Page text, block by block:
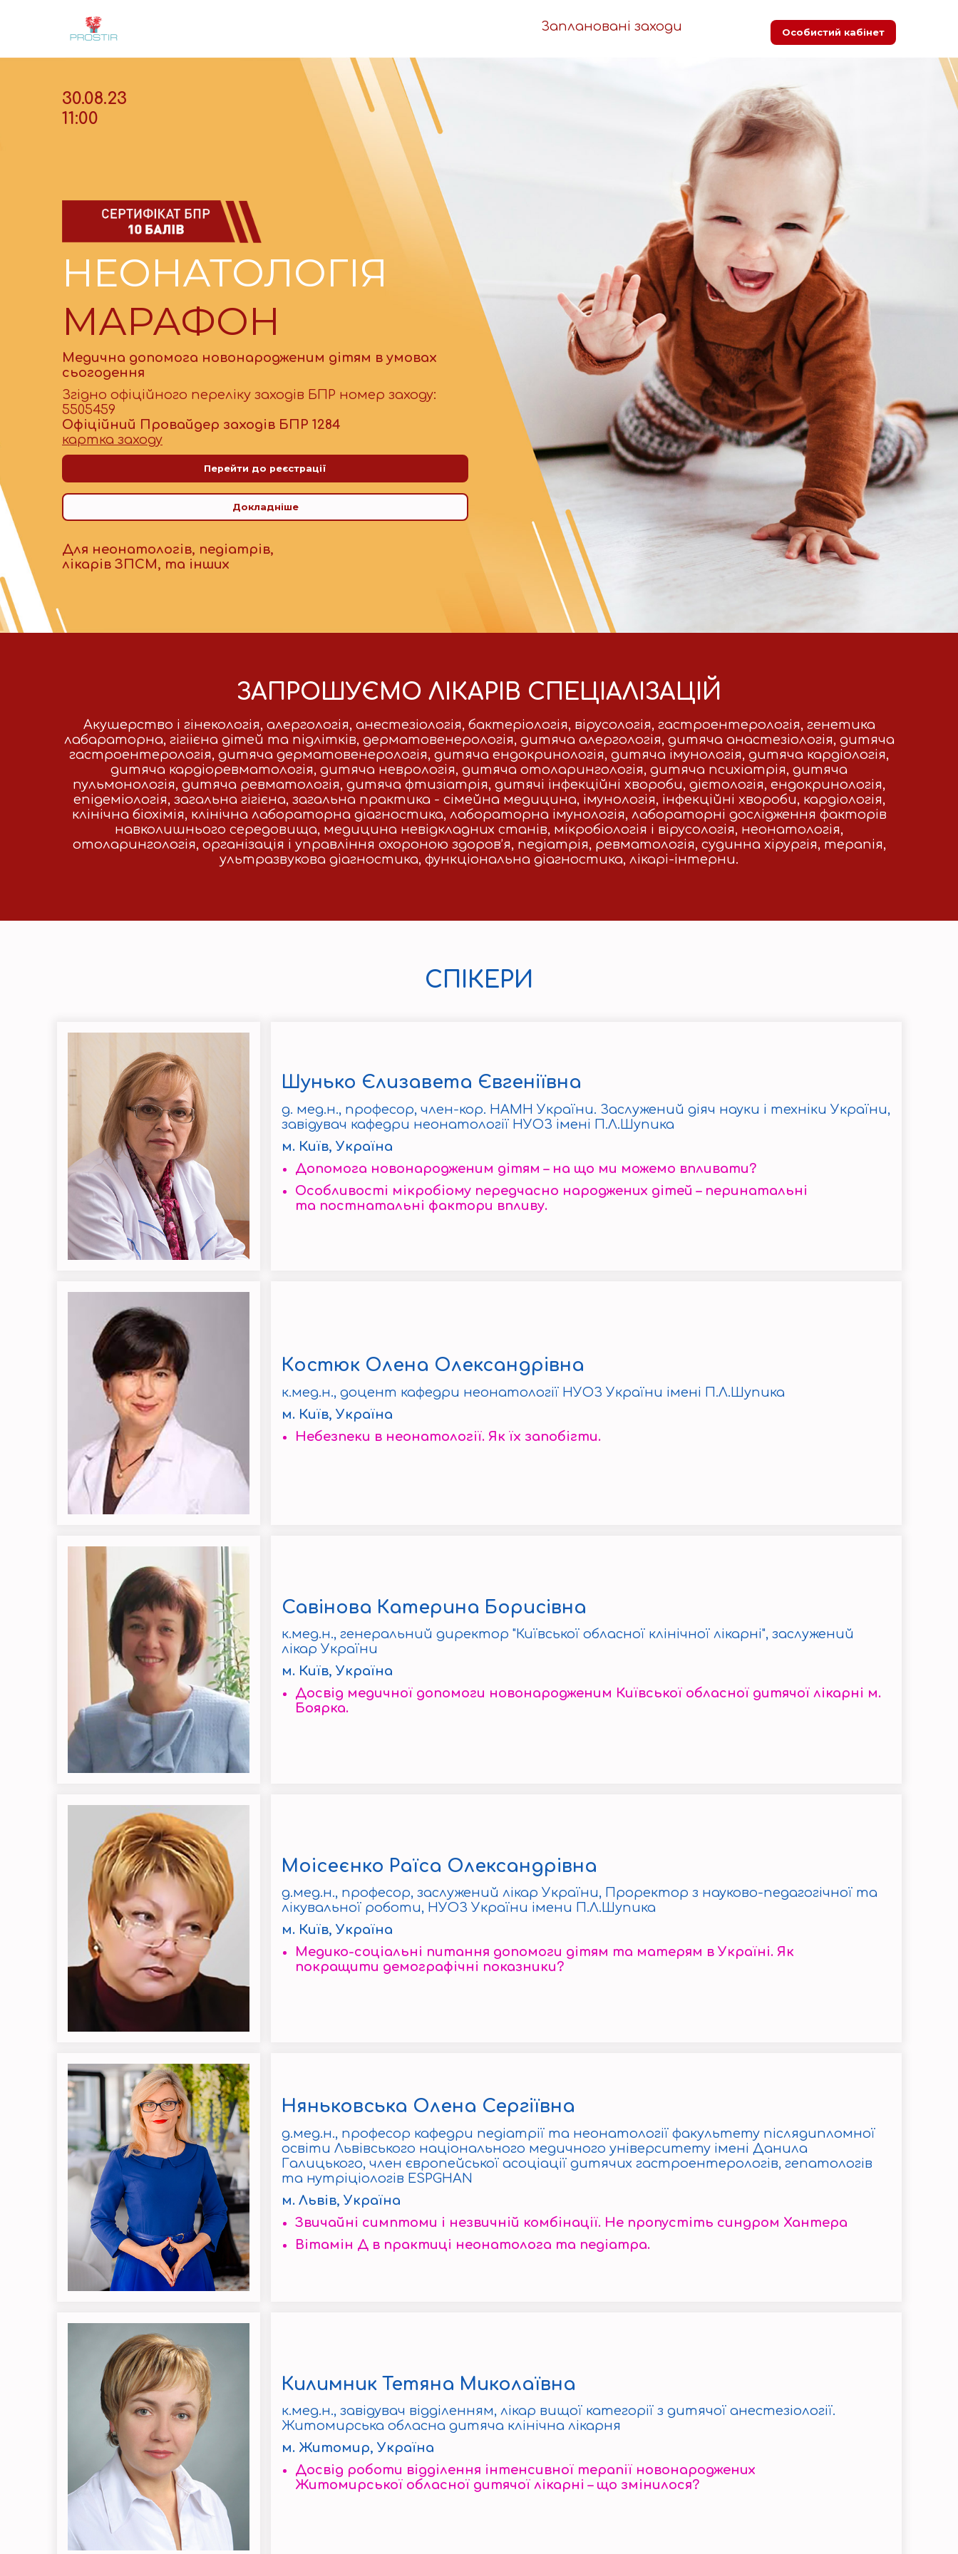
Заплановані заходи Особистий кабінет
30.08.23
11:00
НЕОНАТОЛОГІЯ
МАРАФОН
Медична допомога новонародженим дітям в умовах
сьогодення
Згідно офіційного переліку заходів БПР номер заходу:
5505459
Офіційний Провайдер заходів БПР 1284
картка заходу
Перейти до реєстрації
Докладніше
Для неонатологів, педіатрів,
лікарів ЗПСМ, та інших
ЗАПРОШУЄМО ЛІКАРІВ СПЕЦІАЛІЗАЦІЙ
Акушерство і гінекологія, алергологія, анестезіологія, бактеріологія, вірусологія, гастроентерологія, генетика
лабараторна, гігіієна дітей та підлітків, дерматовенерологія, дитяча алергологія, дитяча анастезіологія, дитяча
гастроентерологія, дитяча дерматовенерологія, дитяча ендокринологія, дитяча імунологія, дитяча кардіологія,
дитяча кардіоревматологія, дитяча неврологія, дитяча отоларингологія, дитяча психіатрія, дитяча
пульмонологія, дитяча ревматологія, дитяча фтизіатрія, дитячі інфекційні хвороби, дієтологія, ендокринологія,
епідеміологія, загальна гігієна, загальна практика - сімейна медицина, імунологія, інфекційні хвороби, кардіологія,
клінічна біохімія, клінічна лабораторна діагностика, лабораторна імунологія, лабораторні дослідження факторів
навколишнього середовища, медицина невідкладних станів, мікробіологія і вірусологія, неонатологія,
отоларингологія, організація і управління охороною здоров’я, педіатрія, ревматологія, судинна хірургія, терапія,
ультразвукова діагностика, функціональна діагностика, лікарі-інтерни.
СПІКЕРИ
Шунько Єлизавета Євгеніївна
д. мед.н., професор, член-кор. НАМН України. Заслужений діяч науки і техніки України,
завідувач кафедри неонатології НУОЗ імені П.Л.Шупика
м. Київ, Україна
Допомога новонародженим дітям – на що ми можемо впливати?
Особливості мікробіому передчасно народжених дітей – перинатальні
та постнатальні фактори впливу.
Костюк Олена Олександрівна
к.мед.н., доцент кафедри неонатології НУОЗ України імені П.Л.Шупика
м. Київ, Україна
Небезпеки в неонатології. Як їх запобігти.
Савінова Катерина Борисівна
к.мед.н., генеральний директор "Київської обласної клінічної лікарні", заслужений
лікар України
м. Київ, Україна
Досвід медичної допомоги новонародженим Київської обласної дитячої лікарні м.
Боярка.
Моісеєнко Раїса Олександрівна
д.мед.н., професор, заслужений лікар України, Проректор з науково-педагогічної та
лікувальної роботи, НУОЗ України імени П.Л.Шупика
м. Київ, Україна
Медико-соціальні питання допомоги дітям та матерям в Україні. Як
покращити демографічні показники?
Няньковська Олена Сергіївна
д.мед.н., професор кафедри педіатрії та неонатології факультету післядипломної
освіти Львівського національного медичного університету імені Данила
Галицького, член європейської асоціації дитячих гастроентерологів, гепатологів
та нутріціологів ESPGHAN
м. Львів, Україна
Звичайні симптоми і незвичній комбінації. Не пропустіть синдром Хантера
Вітамін Д в практиці неонатолога та педіатра.
Килимник Тетяна Миколаївна
к.мед.н., завідувач відділенням, лікар вищої категорії з дитячої анестезіології.
Житомирська обласна дитяча клінічна лікарня
м. Житомир, Україна
Досвід роботи відділення інтенсивної терапії новонароджених
Житомирської обласної дитячої лікарні – що змінилося?